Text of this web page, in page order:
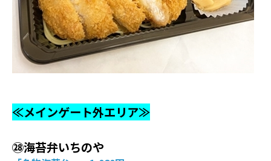
≪メインゲート外エリア≫
㉘海苔弁いちのや